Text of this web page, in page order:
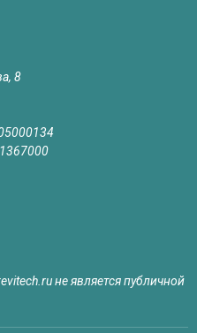
8
не является публичной